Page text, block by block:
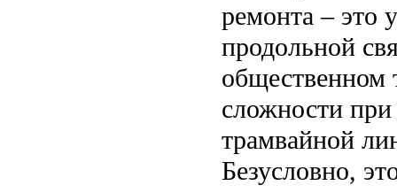
ремонта – это
продольной
общественном
сложности
трамвайной
Безусловно,